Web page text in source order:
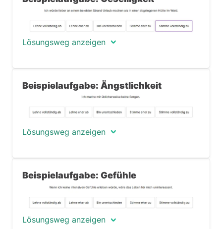
Lösungsweg anzeigen
Faktors im »Big Five«-
Persönlichkeitstest: Extraversion. Dieser
Faktor bemisst, wie wichtig (oder
anderen ist. Ein Teilkriterium dieses
»Geselligkeit«, also wie gerne Sie unter
Eigenschaft deuten darauf hin, dass Sie
von anderen Menschen genießen – dass
Sie also ideal für Berufe sind, in denen
Beispielaufgabe: Ängstlichkeit
Lösungsweg anzeigen
Faktors »Extraversion«. Nun liegt der
Fokus aber auf der Eigenschaft
»Ängstlichkeit«, also, ob bzw. wie sehr
Sie eher das Negative als das Positive
Beispielaufgabe: Gefühle
Lösungsweg anzeigen